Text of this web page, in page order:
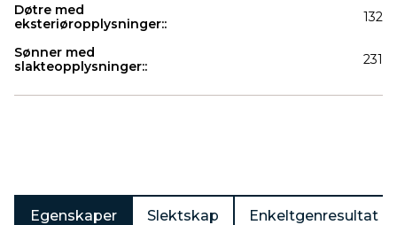
Døtre med
eksteriøropplysninger::
132
Sønner med
slakteopplysninger::
231
Egenskaper Slektskap Enkeltgenresultat